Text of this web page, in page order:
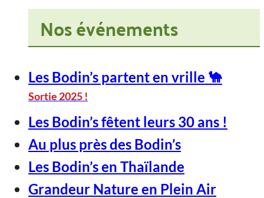
Nos événements
Les Bodin’s partent en vrille 🐪
Sortie 2025 !
Les Bodin’s fêtent leurs 30 ans !
Au plus près des Bodin’s
Les Bodin’s en Thaïlande
Grandeur Nature en Plein Air